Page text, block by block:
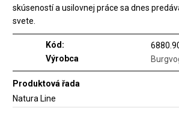
skúseností a usilovnej práce sa dnes
svete.
Kód:
Výrobca
Produktová řada
Natura Line